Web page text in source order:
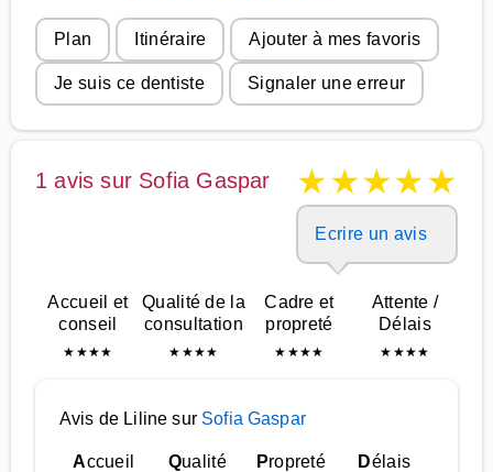
Plan Itinéraire Ajouter à mes favoris
Je suis ce dentiste Signaler une erreur
1 avis sur Sofia Gaspar ★★★★★
Ecrire un avis
Accueil et
conseil
★ ★★★
Qualité de la
consultation
★ ★★★
Cadre et
propreté
★ ★★★
Attente /
Délais
★ ★★★
Avis de Liline sur Sofia Gaspar
Accueil
Qualité
Propreté
Délais